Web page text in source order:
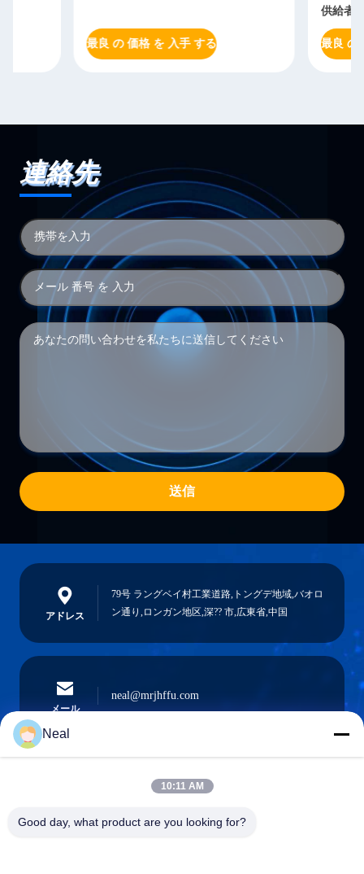
最良 の 価格 を 入手 する
供給者 空気シャワ
最良 の 価格 を 入
連絡先
送信
アドレス
79号 ラングベイ村工業道路,トングデ地域,バオロ
ン通り,ロンガン地区,深?? 市,広東省,中国
メール
neal@mrjhffu.com
0086-18902486836
Neal
10:11 AM
Good day, what product are you looking for?